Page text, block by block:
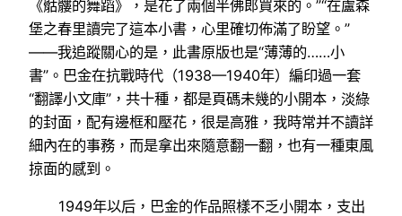
《骷髏的舞蹈》，是花了兩個半佛郎買來的。”“在盧森
堡之春里讀完了這本小書，心里確切佈滿了盼望。”
——我追蹤關心的是，此書原版也是“薄薄的……小
書”。巴金在抗戰時代（1938—1940年）編印過一套
“翻譯小文庫”，共十種，都是頁碼未幾的小開本，淡綠
的封面，配有邊框和壓花，很是高雅，我時常并不讀詳
細內在的事務，而是拿出來隨意翻一翻，也有一種東風
掠面的感到。
1949年以后，巴金的作品照樣不乏小開本，支出